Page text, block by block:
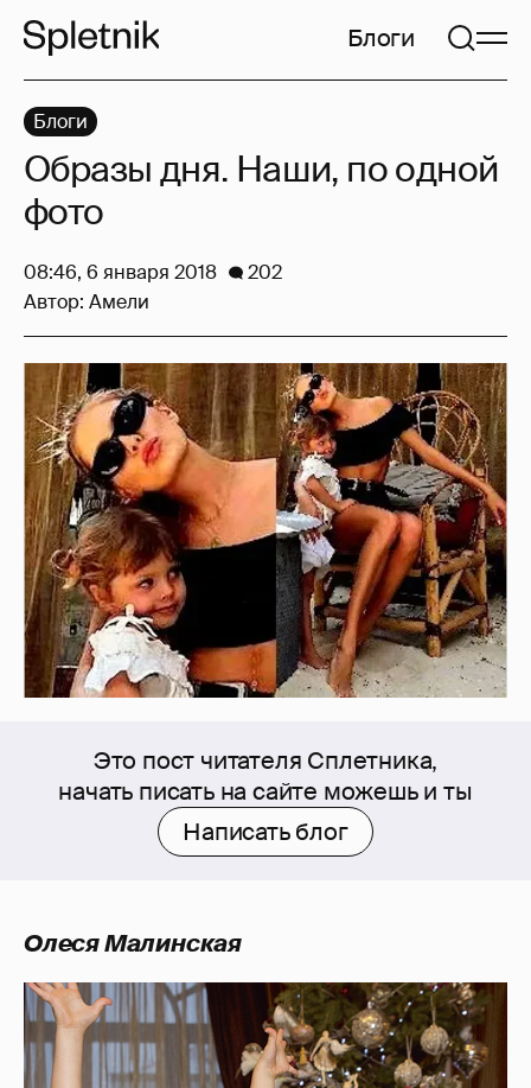
Блоги
Это пост читателя Сплетника,
начать писать на сайте можешь и ты
Написать блог
Олеся Малинская
Блоги
Образы дня. Наши, по одной
фото
08:46, 6 января 2018
202
Автор: Амели